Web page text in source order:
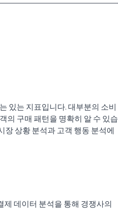
있는 지표입니다. 대부분의 소비
의 구매 패턴을 명확히 알 수 있습
장 상황 분석과 고객 행동 분석에
데이터 분석을 통해 경쟁사의